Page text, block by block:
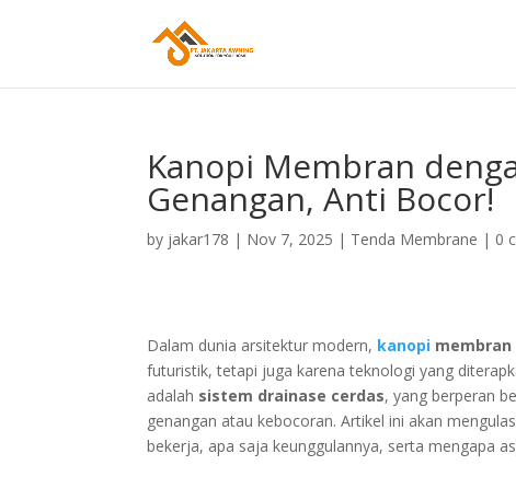
Kanopi Membran
Genangan, Anti Bocor!
by jakar178 | Nov 7, 2025 | Tenda Membrane | 0
Dalam dunia arsitektur modern, kanopi membran
futuristik, tetapi juga karena teknologi yang
adalah sistem drainase cerdas, yang berperan
genangan atau kebocoran. Artikel ini akan
bekerja, apa saja keunggulannya, serta mengapa